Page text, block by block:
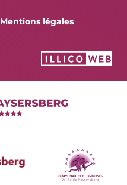
Mentions légales